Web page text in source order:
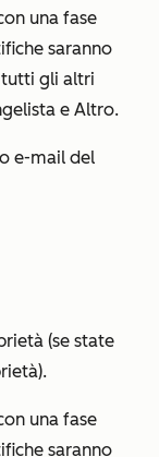
una fase
saranno
gli altri
e Altro.
e-mail del
(se state
una fase
saranno